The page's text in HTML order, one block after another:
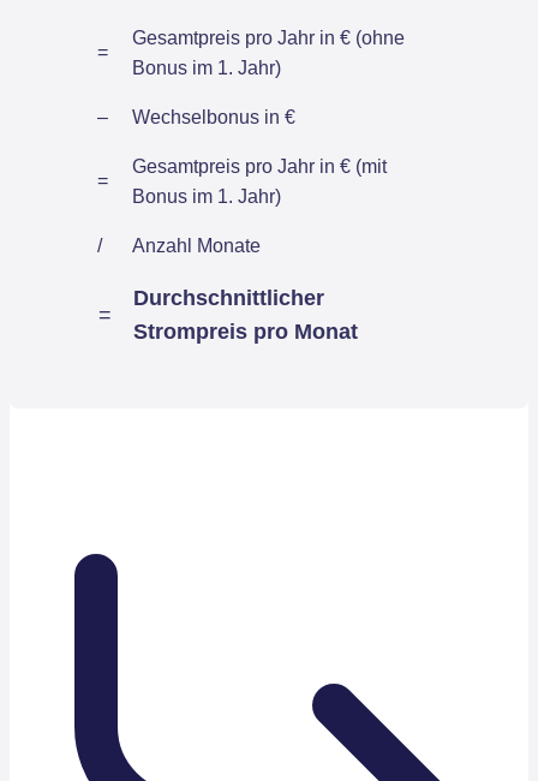
=
Gesamtpreis pro Jahr in € (ohne
Bonus im 1. Jahr)
– Wechselbonus in €
=
Gesamtpreis pro Jahr in € (mit
Bonus im 1. Jahr)
/ Anzahl Monate
=
Durchschnittlicher
Strompreis pro Monat